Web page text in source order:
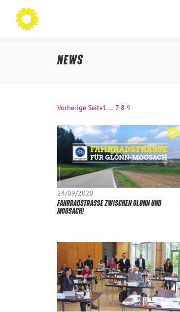
Inhalt
springen
NEWS
Vorherige Seite1 … 7 8 9
24/09/2020
FAHRRADSTRASSE ZWISCHEN GLONN UND M
OOSACH!